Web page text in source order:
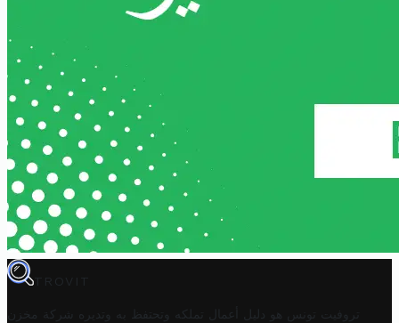
TROVIT
تروفيت تونس هو دليل أعمال تملكه وتحتفظ به وتديره
شركة مخزن